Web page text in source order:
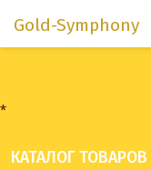
*
Gold-Symphony
КАТАЛОГ ТОВАРОВ